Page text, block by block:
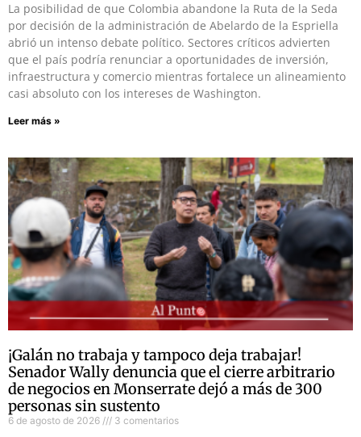
La posibilidad de que Colombia abandone la Ruta de la Seda
por decisión de la administración de Abelardo de la Espriella
abrió un intenso debate político. Sectores críticos advierten
que el país podría renunciar a oportunidades de inversión,
infraestructura y comercio mientras fortalece un alineamiento
casi absoluto con los intereses de Washington.
Leer más »
¡Galán no trabaja y tampoco deja trabajar!
Senador Wally denuncia que el cierre arbitrario
de negocios en Monserrate dejó a más de 300
personas sin sustento
6 de agosto de 2026 3 comentarios